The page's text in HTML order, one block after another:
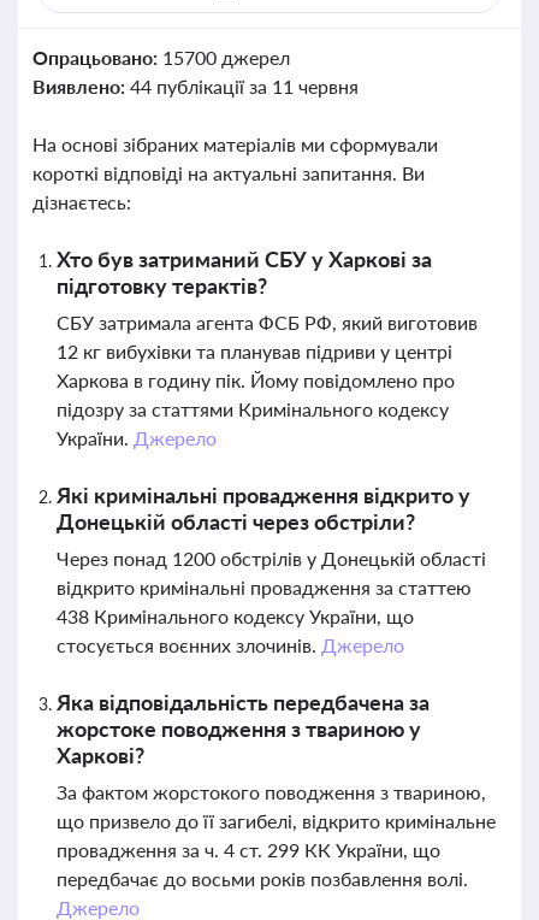
Опрацьовано: 15700 джерел
Виявлено: 44 публікації за 11 червня
На основі зібраних матеріалів ми сформували
короткі відповіді на актуальні запитання. Ви
дізнаєтесь:
Хто був затриманий СБУ у Харкові за
підготовку терактів?
СБУ затримала агента ФСБ РФ, який виготовив
12 кг вибухівки та планував підриви у центрі
Харкова в годину пік. Йому повідомлено про
підозру за статтями Кримінального кодексу
України. Джерело
Які кримінальні провадження відкрито у
Донецькій області через обстріли?
Через понад 1200 обстрілів у Донецькій області
відкрито кримінальні провадження за статтею
438 Кримінального кодексу України, що
стосується воєнних злочинів. Джерело
Яка відповідальність передбачена за
жорстоке поводження з твариною у
Харкові?
За фактом жорстокого поводження з твариною,
що призвело до її загибелі, відкрито кримінальне
провадження за ч. 4 ст. 299 КК України, що
передбачає до восьми років позбавлення волі.
Джерело